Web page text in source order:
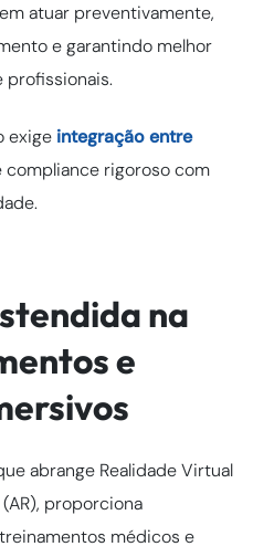
atuar preventivamente,
e garantindo melhor
profissionais.
exige integração entre
compliance rigoroso com
na
e
abrange Realidade Virtual
proporciona
médicos e